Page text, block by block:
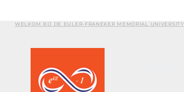
WELKOM BIJ DE EULER-FRANEKER MEMORIAL UNIVERSITY